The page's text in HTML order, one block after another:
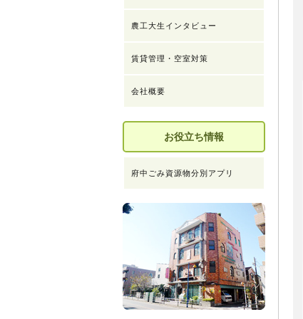
農工大生インタビュー
賃貸管理・空室対策
会社概要
お役立ち情報
府中ごみ資源物分別アプリ